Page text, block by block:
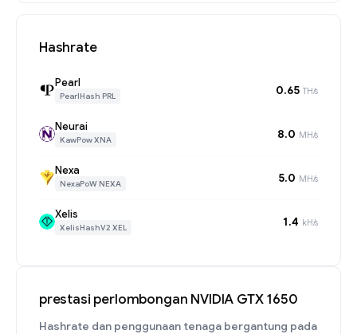
Hashrate
Pearl
PearlHash PRL 0.65 TH/s
Neurai
KawPow XNA 8.0 MH/s
Nexa
NexaPoW NEXA 5.0 MH/s
Xelis
XelisHashV2 XEL 1.4 kH/s
prestasi perlombongan NVIDIA GTX 1650
Hashrate dan penggunaan tenaga bergantung pada